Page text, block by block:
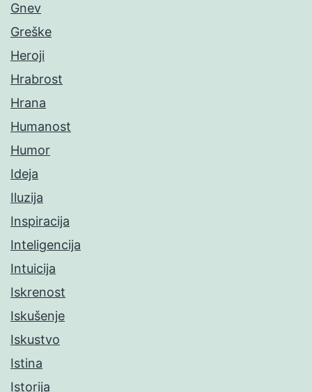
Gnev
Greške
Heroji
Hrabrost
Hrana
Humanost
Humor
Ideja
Iluzija
Inspiracija
Inteligencija
Intuicija
Iskrenost
Iskušenje
Iskustvo
Istina
Istorija